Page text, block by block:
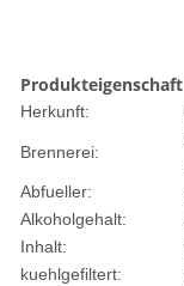
Produkteigenschaft
Herkunft:
Brennerei:
Abfueller:
Alkoholgehalt:
Inhalt:
kuehlgefiltert: